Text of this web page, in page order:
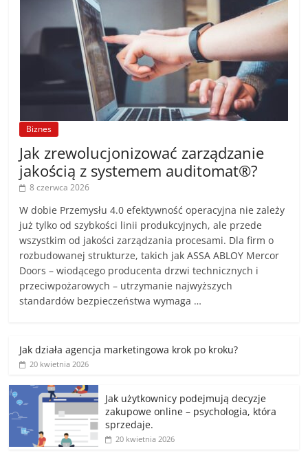
Biznes
Jak zrewolucjonizować zarządzanie
jakością z systemem auditomat®?
8 czerwca 2026
W dobie Przemysłu 4.0 efektywność operacyjna nie zależy
już tylko od szybkości linii produkcyjnych, ale przede
wszystkim od jakości zarządzania procesami. Dla firm o
rozbudowanej strukturze, takich jak ASSA ABLOY Mercor
Doors – wiodącego producenta drzwi technicznych i
przeciwpożarowych – utrzymanie najwyższych
standardów bezpieczeństwa wymaga …
Jak działa agencja marketingowa krok po kroku?
20 kwietnia 2026
Jak użytkownicy podejmują decyzje
zakupowe online – psychologia, która
sprzedaje.
20 kwietnia 2026